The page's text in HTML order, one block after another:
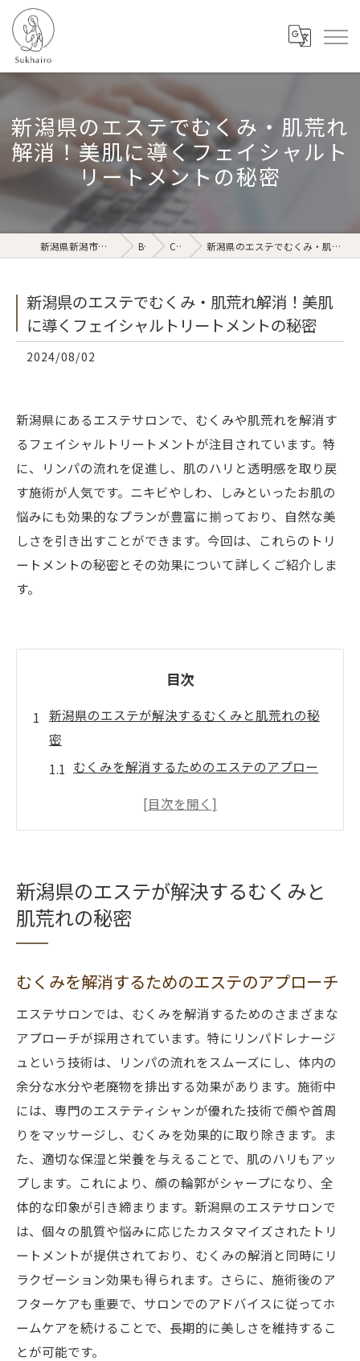
新潟県のエステでむくみ・肌荒れ
解消！美肌に導くフェイシャルト
リートメントの秘密
新潟県新潟市のリラクゼーションならSukhairo Blog Column 新潟県のエステでむくみ・肌荒れ解消！美肌に導くフェイシャルトリートメントの秘密
新潟県のエステでむくみ・肌荒れ解消！美肌
に導くフェイシャルトリートメントの秘密
2024/08/02
新潟県にあるエステサロンで、むくみや肌荒れを解消す
るフェイシャルトリートメントが注目されています。特
に、リンパの流れを促進し、肌のハリと透明感を取り戻
す施術が人気です。ニキビやしわ、しみといったお肌の
悩みにも効果的なプランが豊富に揃っており、自然な美
しさを引き出すことができます。今回は、これらのトリ
ートメントの秘密とその効果について詳しくご紹介しま
す。
目次
新潟県のエステが解決するむくみと肌荒れの秘
密
むくみを解消するためのエステのアプロー
肌荒れを和らげるフェイシャルトリートメ
新潟県エステサロンで使われる特別な美容
成分
バイス
リンパケアがもたらす美肌効果
新潟県エステサロンのリンパケア技術
皮膚の代謝を高めるリンパマッサージ
エステでのリンパケアがむくみに効く理由
リンパケア後のアフターケア方法
リンパケアの定期的な施術がもたらす効果
ニキビやしわの悩みを解消する新潟県のフェイ
シャルトリートメント
ニキビケアに特化したエステ施術
しわ対策に効果的なフェイシャルトリート
メント
新潟県のエステが解決するむくみと
肌荒れの秘密
むくみを解消するためのエステのアプローチ
エステサロンでは、むくみを解消するためのさまざまな
アプローチが採用されています。特にリンパドレナージ
ュという技術は、リンパの流れをスムーズにし、体内の
余分な水分や老廃物を排出する効果があります。施術中
には、専門のエステティシャンが優れた技術で顔や首周
りをマッサージし、むくみを効果的に取り除きます。ま
た、適切な保湿と栄養を与えることで、肌のハリもアッ
プします。これにより、顔の輪郭がシャープになり、全
体的な印象が引き締まります。新潟県のエステサロンで
は、個々の肌質や悩みに応じたカスタマイズされたトリ
ートメントが提供されており、むくみの解消と同時にリ
ラクゼーション効果も得られます。さらに、施術後のア
フターケアも重要で、サロンでのアドバイスに従ってホ
ームケアを続けることで、長期的に美しさを維持するこ
とが可能です。